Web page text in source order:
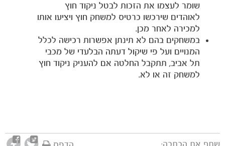
שומר לעצמו את הזכות לבטל ניקוד חוץ
לאוהדים שירכשו כרטיס למשחק חוץ ויציעו אותו
למכירה לאחר מכן.
במשחקים בהם לא תינתן אפשרות רכישה לכלל
המנויים ועל פי שיקול דעתה הבלעדי של מכבי
תל אביב, תתקבל החלטה אם להעניק ניקוד חוץ
למשחק זה או לא.
שתף את הכתבה: